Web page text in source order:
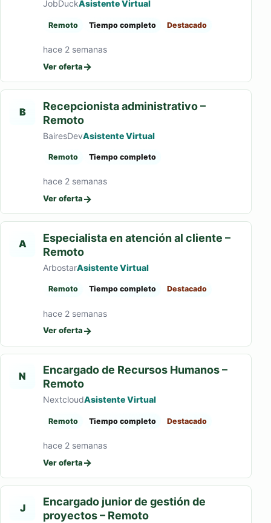
JobDuckAsistente Virtual
Remoto Tiempo completo Destacado
hace 2 semanas
Ver oferta→
B
Recepcionista administrativo –
Remoto
BairesDevAsistente Virtual
Remoto Tiempo completo
hace 2 semanas
Ver oferta→
A
Especialista en atención al cliente –
Remoto
ArbostarAsistente Virtual
Remoto Tiempo completo Destacado
hace 2 semanas
Ver oferta→
N
Encargado de Recursos Humanos –
Remoto
NextcloudAsistente Virtual
Remoto Tiempo completo Destacado
hace 2 semanas
Ver oferta→
J
Encargado junior de gestión de
proyectos – Remoto